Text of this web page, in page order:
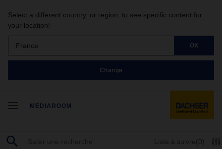
Select a different country, or region, to see specific content for
your location!
France OK
Change
MEDIAROOM
Liste à suivre(0)